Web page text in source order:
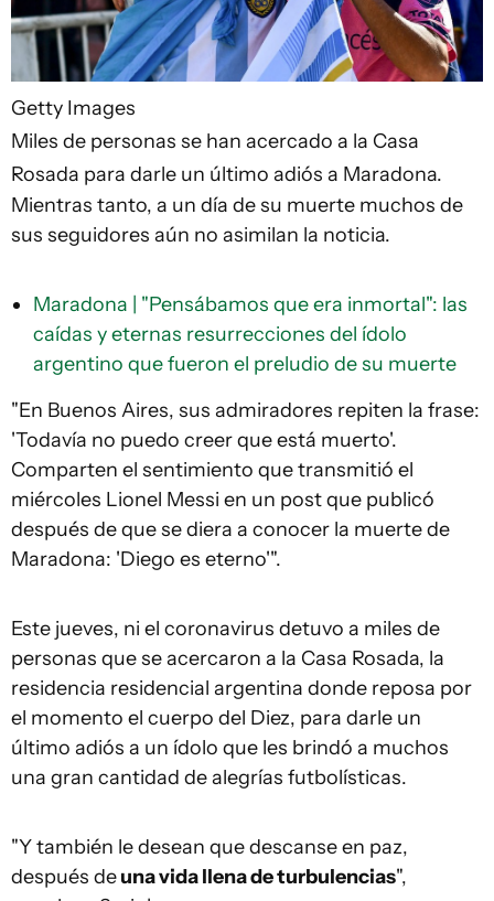
Getty Images
Miles de personas se han acercado a la Casa
Rosada para darle un último adiós a Maradona.
Mientras tanto, a un día de su muerte muchos de
sus seguidores aún no asimilan la noticia.
Maradona | "Pensábamos que era inmortal": las
caídas y eternas resurrecciones del ídolo
argentino que fueron el preludio de su muerte
"En Buenos Aires, sus admiradores repiten la frase:
'Todavía no puedo creer que está muerto'.
Comparten el sentimiento que transmitió el
miércoles Lionel Messi en un post que publicó
después de que se diera a conocer la muerte de
Maradona: 'Diego es eterno'".
Este jueves, ni el coronavirus detuvo a miles de
personas que se acercaron a la Casa Rosada, la
residencia residencial argentina donde reposa por
el momento el cuerpo del Diez, para darle un
último adiós a un ídolo que les brindó a muchos
una gran cantidad de alegrías futbolísticas.
"Y también le desean que descanse en paz,
después deuna vida llena de turbulencias",